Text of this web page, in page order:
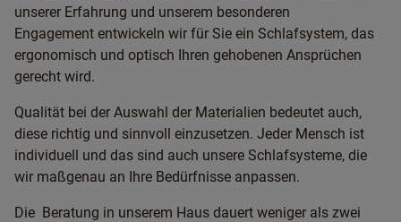
unserer Erfahrung und unserem besonderen
Engagement entwickeln wir für Sie ein Schlafsystem, das
ergonomisch und optisch Ihren gehobenen Ansprüchen
gerecht wird.
Qualität bei der Auswahl der Materialien bedeutet auch,
diese richtig und sinnvoll einzusetzen. Jeder Mensch ist
individuell und das sind auch unsere Schlafsysteme, die
wir maßgenau an Ihre Bedürfnisse anpassen.
Die Beratung in unserem Haus dauert weniger als zwei